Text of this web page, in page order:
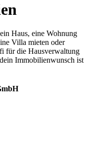
Haus, eine Wohnung
Villa mieten oder
für die Hausverwaltung
Immobilienwunsch ist